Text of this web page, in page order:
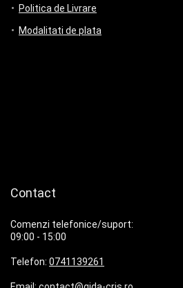
Politica de Livrare
Modalitati de plata
Contact
Comenzi telefonice/suport:
09:00 - 15:00
Telefon: 0741139261